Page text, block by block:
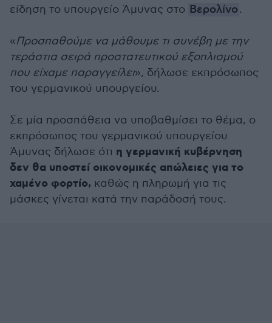
είδηση το υπουργείο Άμυνας στο Βερολίνο.
«Προσπαθούμε να μάθουμε τι συνέβη με την
τεράστια σειρά προστατευτικού εξοπλισμού
που είχαμε παραγγείλει», δήλωσε εκπρόσωπος
του γερμανικού υπουργείου.
Σε μία προσπάθεια να υποβαθμίσει το θέμα, ο
εκπρόσωπος του γερμανικού υπουργείου
Άμυνας δήλωσε ότι η γερμανική κυβέρνηση
δεν θα υποστεί οικονομικές απώλειες για το
χαμένο φορτίο, καθώς η πληρωμή για τις
μάσκες γίνεται κατά την παράδοσή τους.